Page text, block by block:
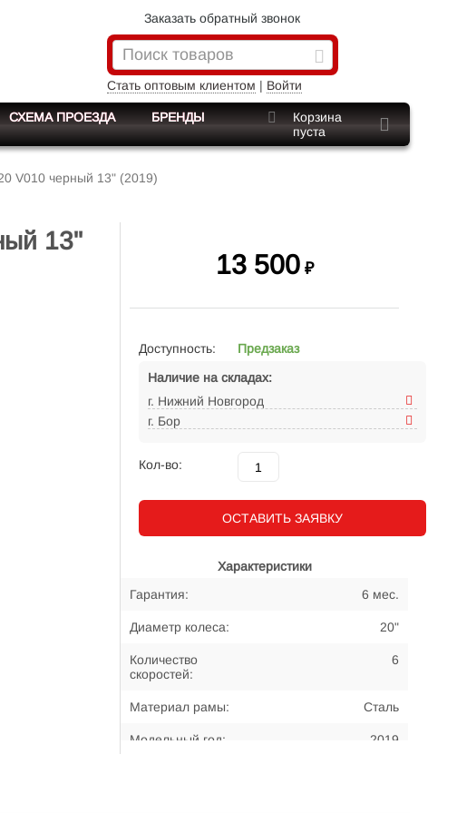
Заказать обратный звонок
Стать оптовым клиентом | Войти
СХЕМА ПРОЕЗДА БРЕНДЫ
Корзина
пуста
V010 черный 13" (2019)
13"
13 500 ₽
Доступность:
Предзаказ
Наличие на складах:
г. Нижний Новгород
г. Бор
Кол-во:
ОСТАВИТЬ ЗАЯВКУ
Характеристики
Гарантия:
6 мес.
Диаметр колеса: 20"
Количество
скоростей:
6
Материал рамы: Сталь
Модельный год: 2019